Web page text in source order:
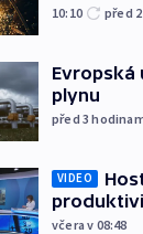
10:10 před
Evropská
plynu
před 3
VIDEO
včera v 08:48